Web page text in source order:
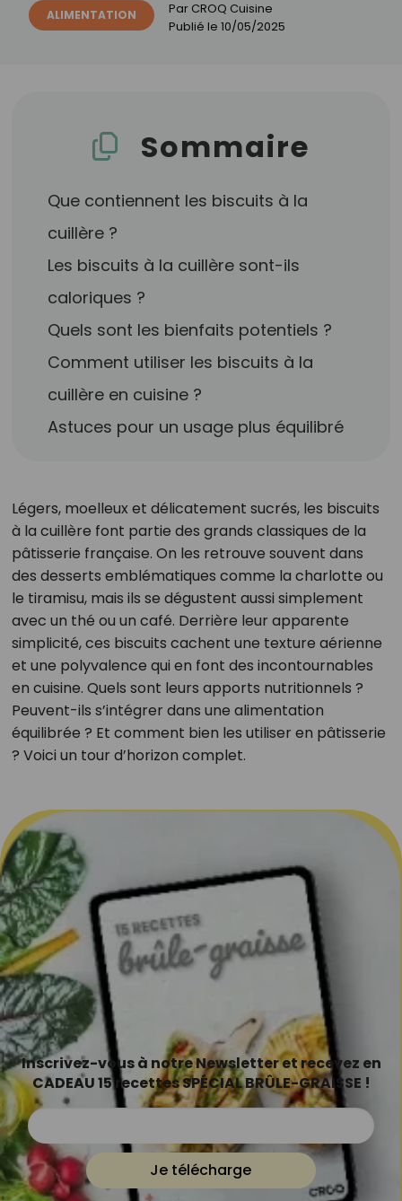
ALIMENTATION Par CROQ Cuisine
Publié le 10/05/2025
Sommaire
Que contiennent les biscuits à la
cuillère ?
Les biscuits à la cuillère sont-ils
caloriques ?
Quels sont les bienfaits potentiels ?
Comment utiliser les biscuits à la
cuillère en cuisine ?
Astuces pour un usage plus équilibré
Légers, moelleux et délicatement sucrés, les biscuits
à la cuillère font partie des grands classiques de la
pâtisserie française. On les retrouve souvent dans
des desserts emblématiques comme la charlotte ou
le tiramisu, mais ils se dégustent aussi simplement
avec un thé ou un café. Derrière leur apparente
simplicité, ces biscuits cachent une texture aérienne
et une polyvalence qui en font des incontournables
en cuisine. Quels sont leurs apports nutritionnels ?
Peuvent-ils s’intégrer dans une alimentation
équilibrée ? Et comment bien les utiliser en pâtisserie
? Voici un tour d’horizon complet.
Inscrivez-vous à notre Newsletter et recevez en
CADEAU 15 recettes SPÉCIAL BRÛLE-GRAISSE !
Je télécharge